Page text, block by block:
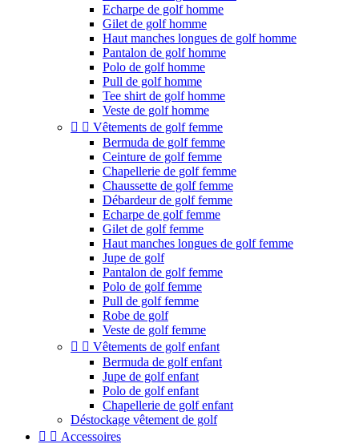
Echarpe de golf homme
Gilet de golf homme
Haut manches longues de golf homme
Pantalon de golf homme
Polo de golf homme
Pull de golf homme
Tee shirt de golf homme
Veste de golf homme
  Vêtements de golf femme
Bermuda de golf femme
Ceinture de golf femme
Chapellerie de golf femme
Chaussette de golf femme
Débardeur de golf femme
Echarpe de golf femme
Gilet de golf femme
Haut manches longues de golf femme
Jupe de golf
Pantalon de golf femme
Polo de golf femme
Pull de golf femme
Robe de golf
Veste de golf femme
  Vêtements de golf enfant
Bermuda de golf enfant
Jupe de golf enfant
Polo de golf enfant
Chapellerie de golf enfant
Déstockage vêtement de golf
  Accessoires